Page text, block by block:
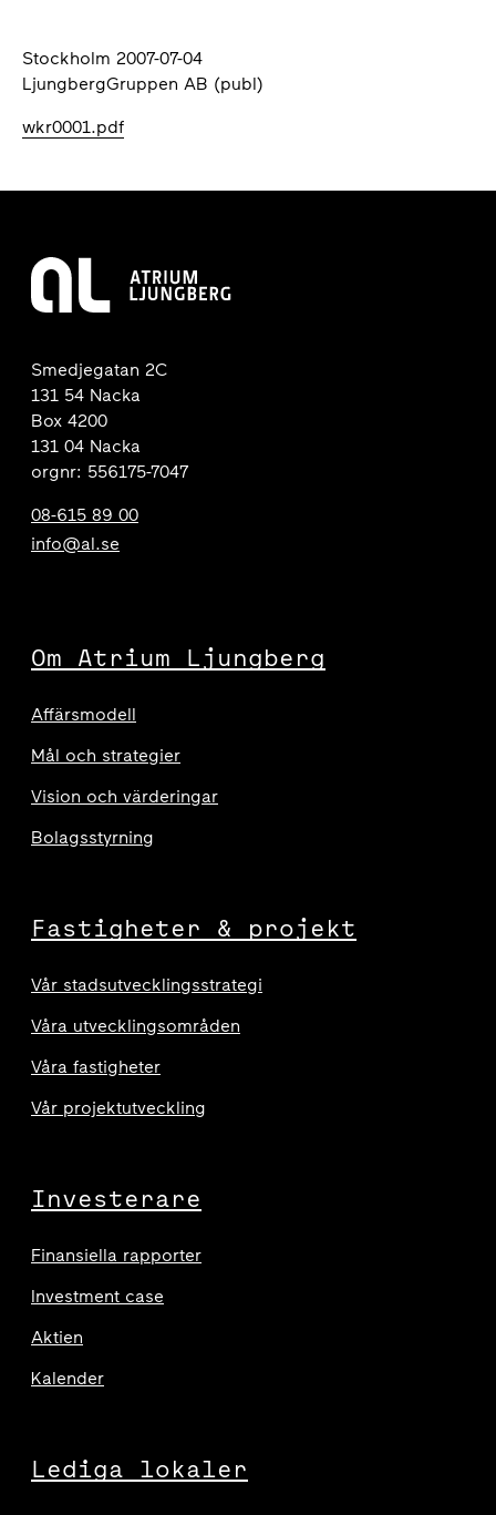
Stockholm 2007-07-04
LjungbergGruppen AB (publ)
wkr0001.pdf
Smedjegatan 2C
131 54 Nacka
Box 4200
131 04 Nacka
orgnr: 556175-7047
08-615 89 00
info@al.se
Om Atrium Ljungberg
Affärsmodell
Mål och strategier
Vision och värderingar
Bolagsstyrning
Fastigheter & projekt
Vår stadsutvecklingsstrategi
Våra utvecklingsområden
Våra fastigheter
Vår projektutveckling
Investerare
Finansiella rapporter
Investment case
Aktien
Kalender
Lediga lokaler